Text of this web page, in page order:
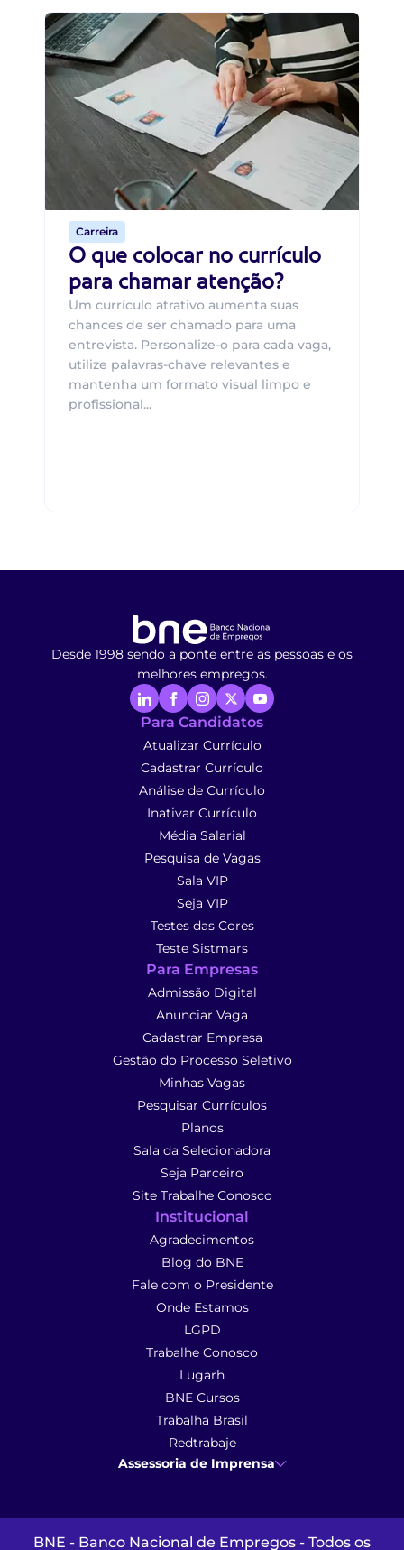
Carreira
O que colocar no currículo
para chamar atenção?
Um currículo atrativo aumenta suas
chances de ser chamado para uma
entrevista. Personalize-o para cada vaga,
utilize palavras-chave relevantes e
mantenha um formato visual limpo e
profissional...
Desde 1998 sendo a ponte entre as pessoas e os
melhores empregos.
Para Candidatos
Atualizar Currículo
Cadastrar Currículo
Análise de Currículo
Inativar Currículo
Média Salarial
Pesquisa de Vagas
Sala VIP
Seja VIP
Testes das Cores
Teste Sistmars
Para Empresas
Admissão Digital
Anunciar Vaga
Cadastrar Empresa
Gestão do Processo Seletivo
Minhas Vagas
Pesquisar Currículos
Planos
Sala da Selecionadora
Seja Parceiro
Site Trabalhe Conosco
Institucional
Agradecimentos
Blog do BNE
Fale com o Presidente
Onde Estamos
LGPD
Trabalhe Conosco
Lugarh
BNE Cursos
Trabalha Brasil
Redtrabaje
Assessoria de Imprensa
(41) 9 9102-1413
BNE - Banco Nacional de Empregos - Todos os